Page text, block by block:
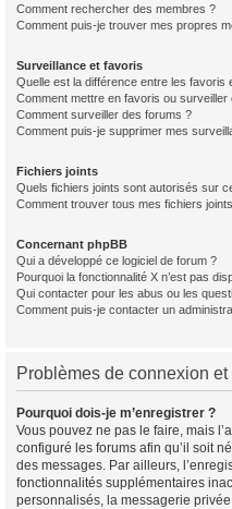
Comment rechercher des membres ?
Comment puis-je trouver mes propres
Surveillance et favoris
Quelle est la différence entre les favoris
Comment mettre en favoris ou surveiller
Comment surveiller des forums ?
Comment puis-je supprimer mes
Fichiers joints
Quels fichiers joints sont autorisés sur
Comment trouver tous mes fichiers
Concernant phpBB
Qui a développé ce logiciel de forum ?
Pourquoi la fonctionnalité X n’est pas
Qui contacter pour les abus ou les
Comment puis-je contacter un
Problèmes de connexion et
Pourquoi dois-je m’enregistrer ?
Vous pouvez ne pas le faire, mais
configuré les forums afin qu’il soit
des messages. Par ailleurs,
fonctionnalités supplémentaires
personnalisés, la messagerie